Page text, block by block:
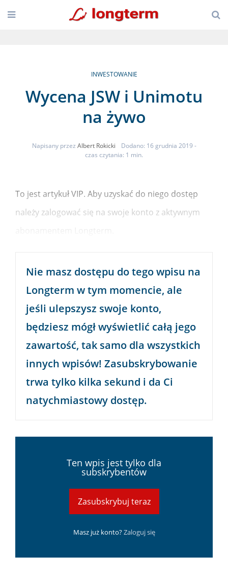
INWESTOWANIE
Wycena JSW i Unimotu
na żywo
Napisany przez Albert Rokicki Dodano: 16 grudnia 2019 -
czas czytania: 1 min.
To jest artykuł VIP. Aby uzyskać do niego dostęp
należy zalogować się na swoje konto z aktywnym
Nie masz dostępu do tego wpisu na
Longterm w tym momencie, ale
jeśli ulepszysz swoje konto,
będziesz mógł wyświetlić całą jego
zawartość, tak samo dla wszystkich
innych wpisów! Zasubskrybowanie
trwa tylko kilka sekund i da Ci
natychmiastowy dostęp.
Ten wpis jest tylko dla
subskrybentów
Zasubskrybuj teraz
Masz już konto?Zaloguj się